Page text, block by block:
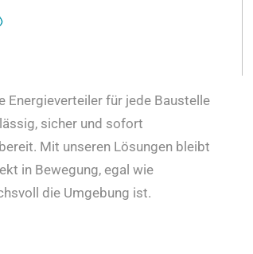
Energieverteiler für jede Baustelle
sicher und sofort
Mit unseren Lösungen bleibt
in Bewegung, egal wie
die Umgebung ist.